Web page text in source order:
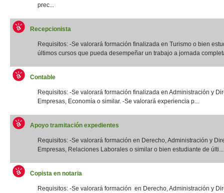
prec...
Recepcionista
Requisitos: -Se valorará formación finalizada en Turismo o bien
últimos cursos que pueda desempeñar un trabajo a jornada
Contable
Requisitos: -Se valorará formación finalizada en Administración y
Empresas, Economía o similar. -Se valorará experiencia p...
Apoyo tramitación expedientes
Requisitos: -Se valorará formación en Derecho, Administración y
Empresas, Relaciones Laborales o similar o bien estudiante de últi...
Copista en notaria
Requisitos: -Se valorará formación en Derecho, Administración y